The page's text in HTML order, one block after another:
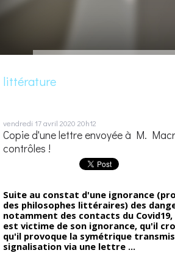
littérature
vendredi 17avril 2020 20h12
Copie d'une lettre envoyée à M.
contrôles !
Suite au constat d'une ignorance
des philosophes littéraires) des
notamment des contacts du
est victime de son ignorance, qu'il
qu'il provoque la symétrique
signalisation via une lettre ...